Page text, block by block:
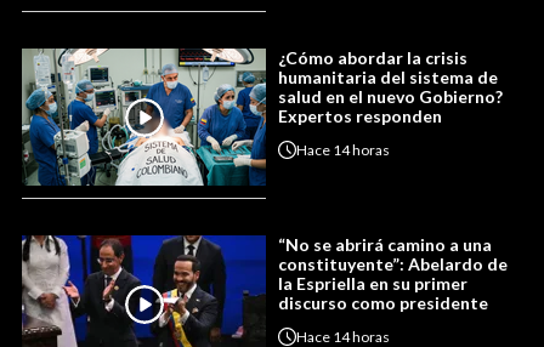
¿Cómo abordar la crisis
humanitaria del sistema de
salud en el nuevo Gobierno?
Expertos responden
Hace 14 horas
“No se abrirá camino a una
constituyente”: Abelardo de
la Espriella en su primer
discurso como presidente
Hace 14 horas